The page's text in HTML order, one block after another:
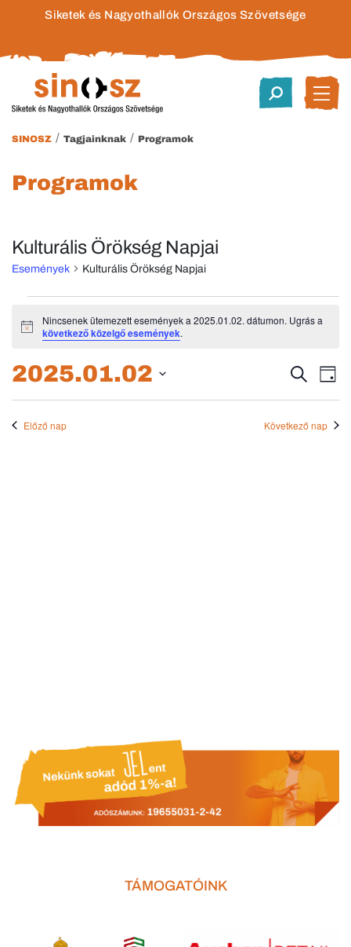
Siketek és Nagyothallók Országos Szövetsége
SINOSZ / Tagjainknak / Programok
Programok
Kulturális Örökség Napjai
Események Kulturális Örökség Napjai
Események
for
2025.01.02.
Notice
Nincsenek ütemezett események a 2025.01.02. dátumon. Ugrás a
következő közelgő események.
és
Keresett
kifejezés
Nap
2025.01.02
Előző nap
Következő nap
TÁMOGATÓINK